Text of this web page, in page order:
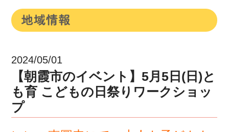
2024/05/01
【朝霞市のイベント】5月5日(日)と
も育 こどもの日祭りワークショッ
プ